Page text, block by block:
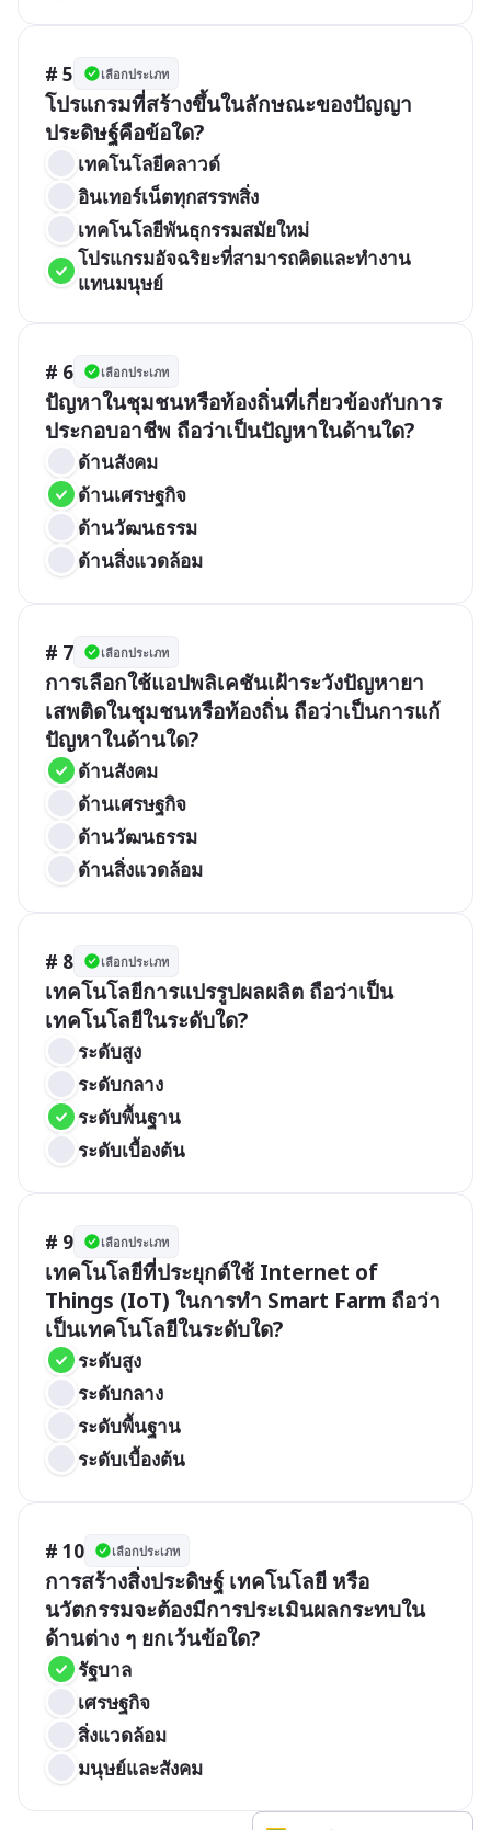
# 5 เลือกประเภท
โปรแกรมที่สร้างขึ้นในลักษณะของปัญญา
ประดิษฐ์คือข้อใด?
เทคโนโลยีคลาวด์
อินเทอร์เน็ตทุกสรรพสิ่ง
เทคโนโลยีพันธุกรรมสมัยใหม่
โปรแกรมอัจฉริยะที่สามารถคิดและทำงาน
แทนมนุษย์
# 6 เลือกประเภท
ปัญหาในชุมชนหรือท้องถิ่นที่เกี่ยวข้องกับการ
ประกอบอาชีพ ถือว่าเป็นปัญหาในด้านใด?
ด้านสังคม
ด้านเศรษฐกิจ
ด้านวัฒนธรรม
ด้านสิ่งแวดล้อม
# 7 เลือกประเภท
การเลือกใช้แอปพลิเคชันเฝ้าระวังปัญหายา
เสพติดในชุมชนหรือท้องถิ่น ถือว่าเป็นการแก้
ปัญหาในด้านใด?
ด้านสังคม
ด้านเศรษฐกิจ
ด้านวัฒนธรรม
ด้านสิ่งแวดล้อม
# 8 เลือกประเภท
เทคโนโลยีการแปรรูปผลผลิต ถือว่าเป็น
เทคโนโลยีในระดับใด?
ระดับสูง
ระดับกลาง
ระดับพื้นฐาน
ระดับเบื้องต้น
# 9 เลือกประเภท
เทคโนโลยีที่ประยุกต์ใช้ Internet of
Things (IoT) ในการทำ Smart Farm ถือว่า
เป็นเทคโนโลยีในระดับใด?
ระดับสูง
ระดับกลาง
ระดับพื้นฐาน
ระดับเบื้องต้น
# 10 เลือกประเภท
การสร้างสิ่งประดิษฐ์ เทคโนโลยี หรือ
นวัตกรรมจะต้องมีการประเมินผลกระทบใน
ด้านต่าง ๆ ยกเว้นข้อใด?
รัฐบาล
เศรษฐกิจ
สิ่งแวดล้อม
มนุษย์และสังคม